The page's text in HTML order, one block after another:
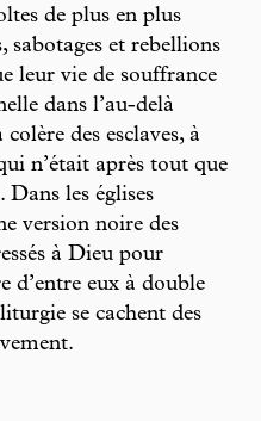
de plus en plus
sabotages et rebellions
leur vie de souffrance
dans l’au-delà
des esclaves, à
n’était après tout que
les églises
version noire des
à Dieu pour
d’entre eux à double
se cachent des